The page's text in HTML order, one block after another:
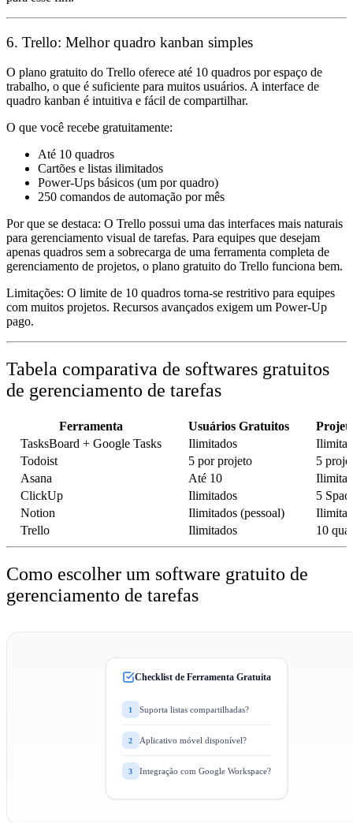
6. Trello: Melhor quadro kanban simples
O plano gratuito do Trello oferece até 10 quadros por espaço de
trabalho, o que é suficiente para muitos usuários. A interface de
quadro kanban é intuitiva e fácil de compartilhar.
O que você recebe gratuitamente:
Até 10 quadros
Cartões e listas ilimitados
Power-Ups básicos (um por quadro)
250 comandos de automação por mês
Por que se destaca: O Trello possui uma das interfaces mais naturais
para gerenciamento visual de tarefas. Para equipes que desejam
apenas quadros sem a sobrecarga de uma ferramenta completa de
gerenciamento de projetos, o plano gratuito do Trello funciona bem.
Limitações: O limite de 10 quadros torna-se restritivo para equipes
com muitos projetos. Recursos avançados exigem um Power-Up
pago.
Tabela comparativa de softwares gratuitos
de gerenciamento de tarefas
Ferramenta Usuários Gratuitos
TasksBoard + Google Tasks
Ilimitados
Todoist
5 por projeto
5
Asana
Até 10
ClickUp
Ilimitados
5
Notion
Ilimitados (pessoal)
Trello
Ilimitados 10
Como escolher um software gratuito de
gerenciamento de tarefas
Checklist de Ferramenta Gratuita
1 Suporta listas compartilhadas?
2 Aplicativo móvel disponível?
3 Integração com Google Workspace?